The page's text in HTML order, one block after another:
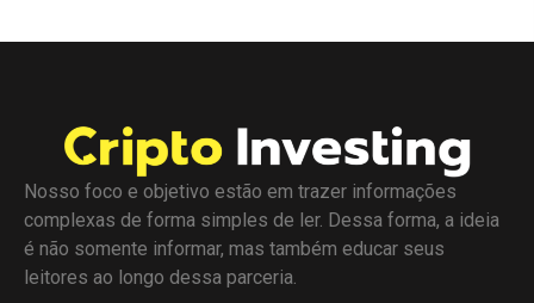
Nosso foco e objetivo estão em trazer informações
complexas de forma simples de ler. Dessa forma, a ideia
é não somente informar, mas também educar seus
leitores ao longo dessa parceria.